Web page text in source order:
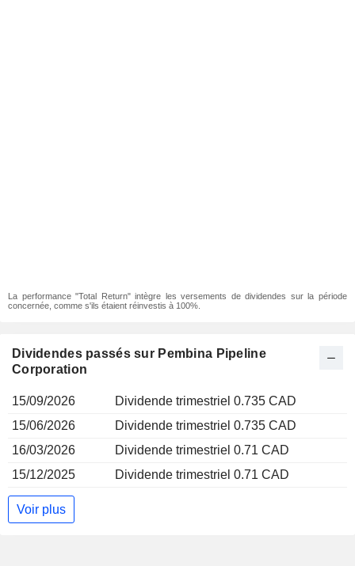
La performance "Total Return" intègre les versements de dividendes sur la période
concernée, comme s'ils étaient réinvestis à 100%.
Dividendes passés sur Pembina Pipeline
Corporation
15/09/2026
Dividende trimestriel 0.735 CAD
15/06/2026
Dividende trimestriel 0.735 CAD
16/03/2026
Dividende trimestriel 0.71 CAD
15/12/2025
Dividende trimestriel 0.71 CAD
Voir plus